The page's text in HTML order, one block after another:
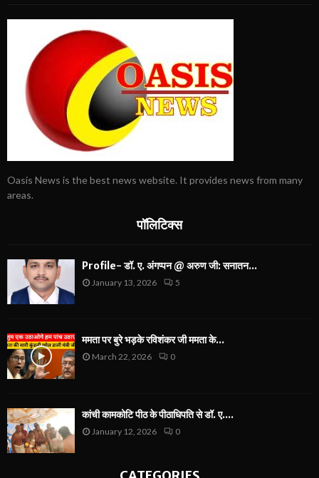
Oasis News is the best news website. It provides news from many
areas.
पॉलिटिक्स
Profile- डॉ. ए. अंगप्पन @ अरुण जी: सनातन...
January 13, 2026 5
ममता पर बुरे भड़के रविशंकर जी ममता के...
March 22, 2026 0
कांची कामकोटि पीठ के पीठाधिपति से डॉ. ए....
January 12, 2026 0